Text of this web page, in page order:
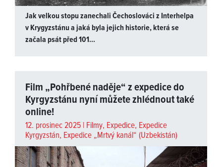
Jak velkou stopu zanechali Čechoslováci z Interhelpa
v Krygyzstánu a jaká byla jejich historie, která se
začala psát před 101...
Film „Pohřbené naděje“ z expedice do
Kyrgyzstánu nyní můžete zhlédnout také
online!
12. prosinec 2025 | Filmy, Expedice, Expedice
Kyrgyzstán, Expedice „Mrtvý kanál“ (Uzbekistán)